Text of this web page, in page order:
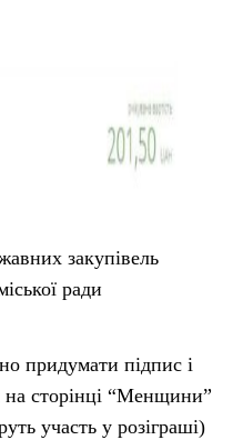
закупівель
ради
придумати підпис і
сторінці “Менщини”
участь у розіграші)